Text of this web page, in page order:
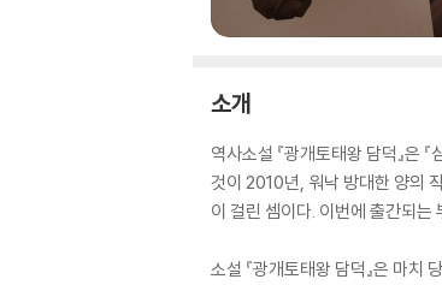
소개
역사소설 『광개토태왕 담덕』은
것이 2010년, 워낙 방대한 양의
이 걸린 셈이다. 이번에 출간되
소설 『광개토태왕 담덕』은 마